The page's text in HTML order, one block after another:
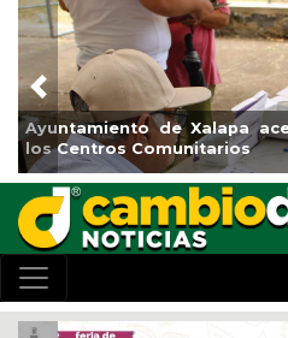
acerca servicios de salud a
Previous